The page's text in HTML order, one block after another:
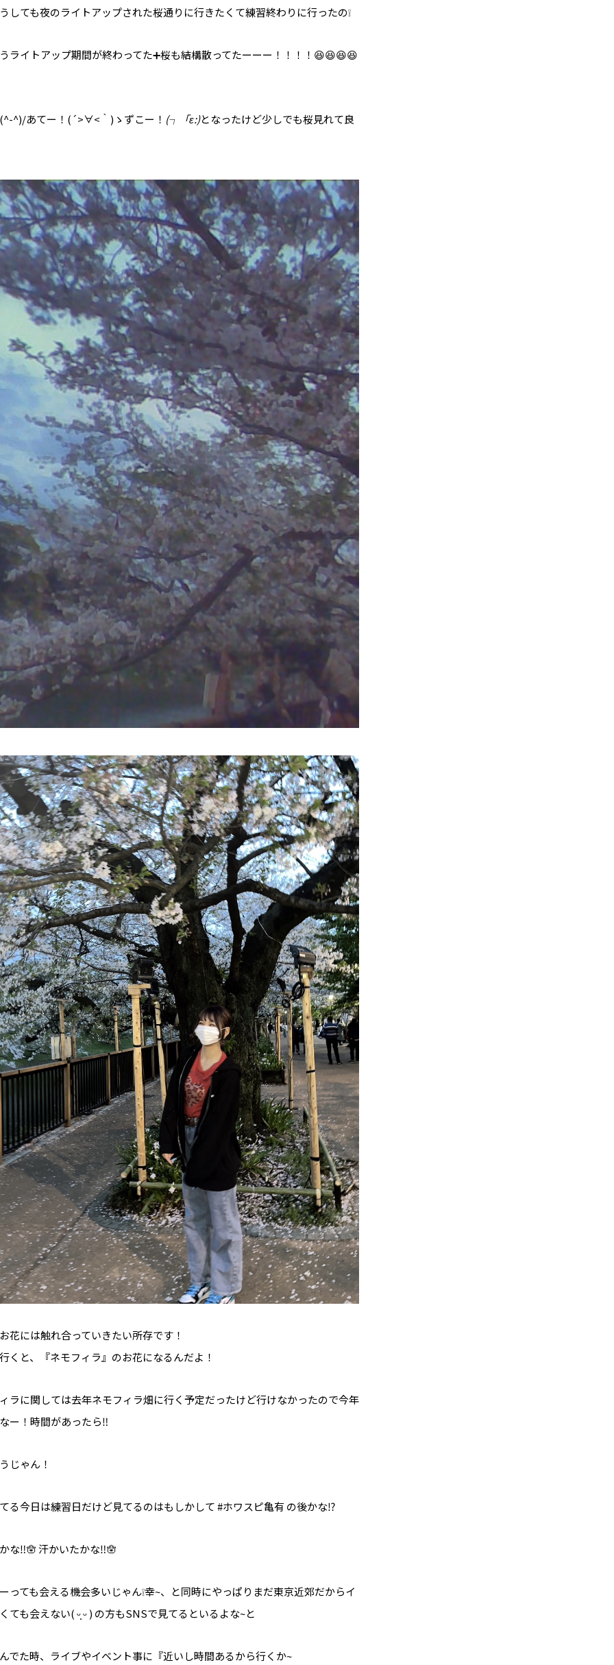
しても夜のライトアップされた桜通りに行きたくて練習終わりに行ったの❕
ライトアップ期間が終わってた➕桜も結構散ってたーーー！！！！😆😆😆😆
^)/あてー！(´>∀<｀)ゝずこー！ (┐「ε:)となったけど少しでも桜見れて良
花には触れ合っていきたい所存です！
くと、『ネモフィラ』のお花になるんだよ！
ラに関しては去年ネモフィラ畑に行く予定だったけど行けなかったので今年
ー！時間があったら‼️
じゃん！
る今日は練習日だけど見てるのはもしかして #ホワスピ亀有 の後かな⁉️
な‼️🪬 汗かいたかな‼️🪬
っても会える機会多いじゃん❕幸~、と同時にやっぱりまだ東京近郊だからイ
ても会えない( ᵕ̩̩ ᵕ ) の方もSNSで見てるといるよな~と
でた時、ライブやイベント事に『近いし時間あるから行くか~